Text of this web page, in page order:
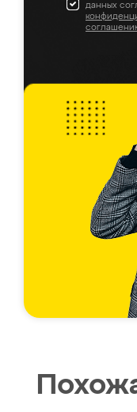
данных